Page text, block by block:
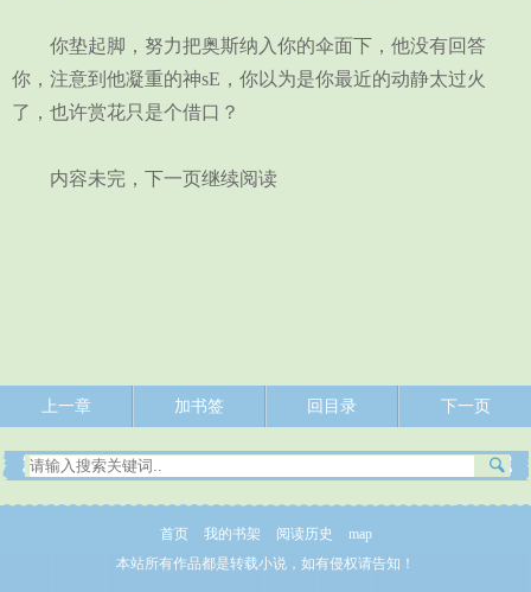
你垫起脚，努力把奥斯纳入你的伞面下，他没有回答
你，注意到他凝重的神sE，你以为是你最近的动静太过火
了，也许赏花只是个借口？
内容未完，下一页继续阅读
上一章 加书签 回目录 下一页
首页 我的书架 阅读历史
map
本站所有作品都是转载小说，如有侵权请告知！